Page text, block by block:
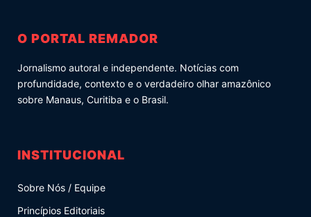
O PORTAL REMADOR
Jornalismo autoral e independente. Notícias com
profundidade, contexto e o verdadeiro olhar amazônico
sobre Manaus, Curitiba e o Brasil.
INSTITUCIONAL
Sobre Nós / Equipe
Princípios Editoriais